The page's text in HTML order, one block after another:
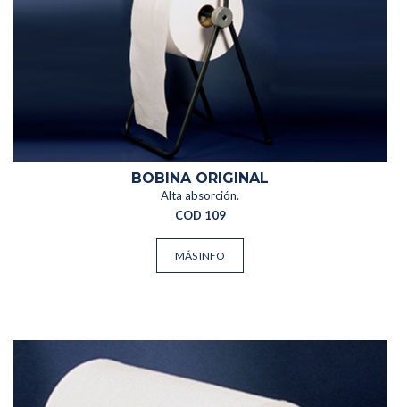
BOBINA ORIGINAL
Alta absorción.
COD 109
MÁS INFO